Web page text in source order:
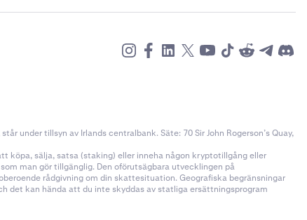
under tillsyn av Irlands centralbank. Säte: 70 Sir John Rogerson’s Quay,
köpa, sälja, satsa (staking) eller inneha någon kryptotillgång eller
man gör tillgänglig. Den oförutsägbara utvecklingen på
rådgivning om din skattesituation. Geografiska begränsningar
det kan hända att du inte skyddas av statliga ersättningsprogram